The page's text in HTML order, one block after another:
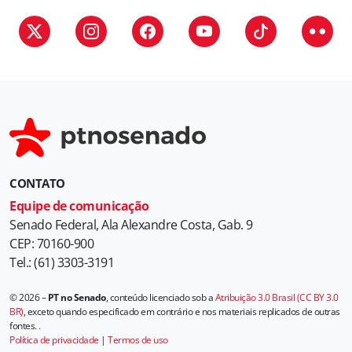
CONTATO
Equipe de comunicação
Senado Federal, Ala Alexandre Costa, Gab. 9
CEP: 70160-900
Tel.: (61) 3303-3191
© 2026 –PT no Senado, conteúdo licenciado sob aAtribuição 3.0 Brasil (CC BY 3.0
BR), exceto quando especificado em contrário e nos materiais replicados de outras
fontes..
Política de privacidade | Termos de uso